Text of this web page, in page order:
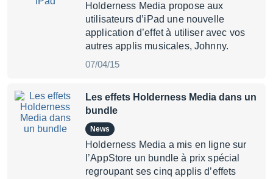
Holderness Media propose aux
utilisateurs d’iPad une nouvelle
application d’effet à utiliser avec vos
autres applis musicales, Johnny.
07/04/15
Les effets Holderness Media dans un
bundle
News
Holderness Media a mis en ligne sur
l’AppStore un bundle à prix spécial
regroupant ses cinq applis d’effets